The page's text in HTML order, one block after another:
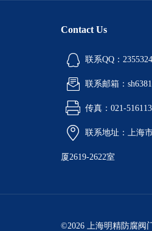
Contact Us
联系QQ：
联系邮箱：
传真：021-
联系地址：上海
厦2619-2622室
©2026 上海明精防腐阀